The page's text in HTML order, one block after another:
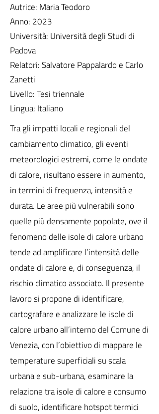
Autrice: Maria Teodoro
Anno: 2023
Università: Università degli Studi di
Padova
Relatori: Salvatore Pappalardo e Carlo
Zanetti
Livello: Tesi triennale
Lingua: Italiano
Tra gli impatti locali e regionali del
cambiamento climatico, gli eventi
meteorologici estremi, come le ondate
di calore, risultano essere in aumento,
in termini di frequenza, intensità e
durata. Le aree più vulnerabili sono
quelle più densamente popolate, ove il
fenomeno delle isole di calore urbano
tende ad amplificare l’intensità delle
ondate di calore e, di conseguenza, il
rischio climatico associato. Il presente
lavoro si propone di identificare,
cartografare e analizzare le isole di
calore urbano all’interno del Comune di
Venezia, con l’obiettivo di mappare le
temperature superficiali su scala
urbana e sub-urbana, esaminare la
relazione tra isole di calore e consumo
di suolo, identificare hotspot termici